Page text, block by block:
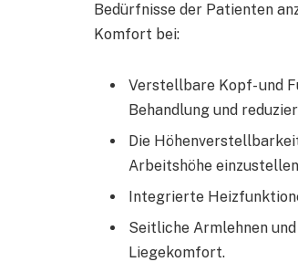
Bedürfnisse der Patienten
Komfort bei:
Verstellbare Kopf- und
Behandlung und
Die
Arbeitshöhe
Integrierte
Seitliche Armlehnen
Liegekomfort.